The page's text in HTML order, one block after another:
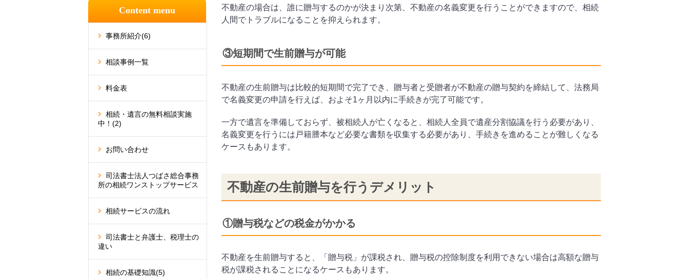
不動産の場合は、誰に贈与するのかが決まり次第、不動産の名義変更を行うことができますので、相続
人間で トラブルになることを抑えられます。
③短期間で生前贈与が可能
不動産の生前贈与は比較的短期間で完了でき、 贈与者と受贈者が不動産の贈与契約を締結して、法務局
で名義変更の申請を行えば、およそ1ヶ月以内に手続きが完了可能です。
一方で遺言を準備しておらず、被相続人が亡くなると、相続人全員で遺産分割協議を行う必要があり、
名義変更を行うには戸籍謄本など必要な書類を収集する必要があり、手続きを進めることが難しくなる
ケースもあります。
不動産の生前贈与を行うデメリット
①贈与税などの税金がかかる
不動産を生前贈与すると、「贈与税」が課税され、贈与税の控除制度を利用できない場合は高額な贈与
税が課税されることになるケースもあります。
Content menu
事務所紹介(6)
相談事例一覧
料金表
相続・遺言の無料相談実施
中！ (2)
お問い合わせ
司法書士法人つばさ総合事務
所の相続ワンストップサービス
相続サービスの流れ
司法書士と弁護士、税理士の
違い
相続の基礎知識(5)